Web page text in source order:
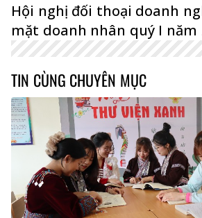
Hội nghị đối thoại doanh
mặt doanh nhân quý I năm
TIN CÙNG CHUYÊN MỤC